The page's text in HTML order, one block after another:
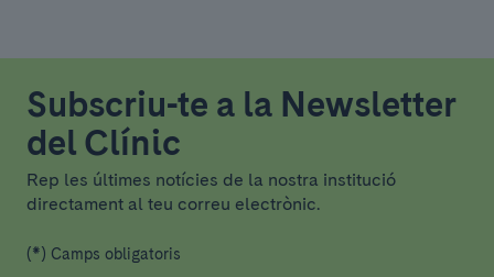
Subscriu-te a la Newsletter
del Clínic
Rep les últimes notícies de la nostra institució
directament al teu correu electrònic.
(*) Camps obligatoris